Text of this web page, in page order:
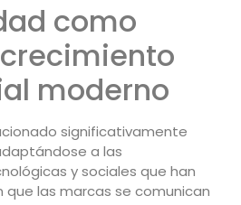
como
moderno
significativamente
a las
y sociales que han
las marcas se comunican